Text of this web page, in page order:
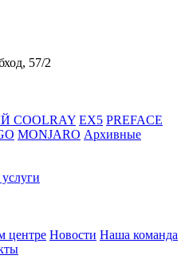
57/2
COOLRAY EX5 PREFACE
MONJARO Архивные
центре Новости Наша команда